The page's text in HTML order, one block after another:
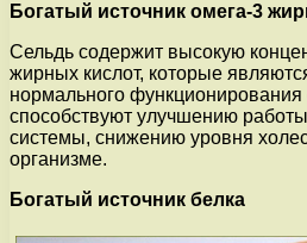
Богатый источник омега-3
Сельдь содержит высокую
жирных кислот, которые
нормального
способствуют улучшению
системы, снижению уровня
организме.
Богатый источник белка